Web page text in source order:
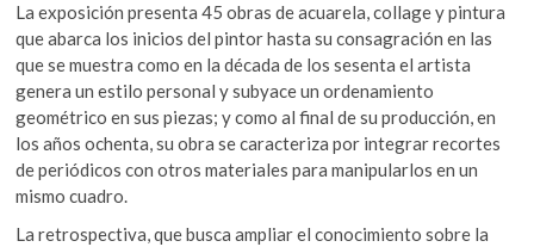
La exposición presenta 45 obras de acuarela, collage y pintura
que abarca los inicios del pintor hasta su consagración en las
que se muestra como en la década de los sesenta el artista
genera un estilo personal y subyace un ordenamiento
geométrico en sus piezas; y como al final de su producción, en
los años ochenta, su obra se caracteriza por integrar recortes
de periódicos con otros materiales para manipularlos en un
mismo cuadro.
La retrospectiva, que busca ampliar el conocimiento sobre la